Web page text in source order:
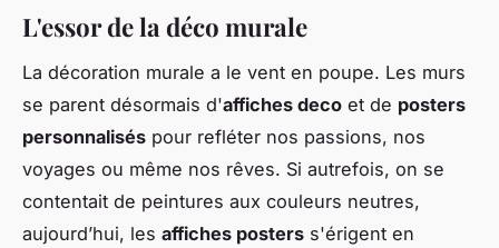
L'essor de la déco murale
La décoration murale a le vent en poupe. Les murs
se parent désormais d'affiches deco et de posters
personnalisés pour refléter nos passions, nos
voyages ou même nos rêves. Si autrefois, on se
contentait de peintures aux couleurs neutres,
aujourd’hui, les affiches posters s'érigent en